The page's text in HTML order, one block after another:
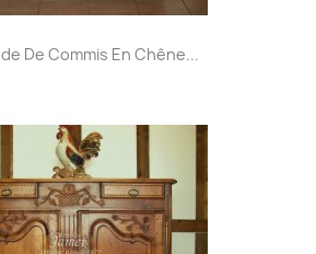
De Commis En Chêne...